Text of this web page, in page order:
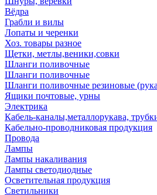
Вёдра
Грабли и вилы
Лопаты и черенки
Хоз. товары разное
Щетки, метлы,веники,совки
Шланги поливочные
Шланги поливочные
Шланги поливочные резиновые
Ящики почтовые, урны
Электрика
Кабель-каналы,металлорукава,
Кабельно-проводниковая продукция
Провода
Лампы
Лампы накаливания
Лампы светодиодные
Осветительная продукция
Светильники